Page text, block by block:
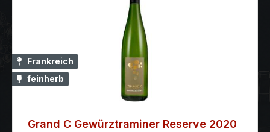
Frankreich
feinherb
Grand C Gewürztraminer Reserve 2020